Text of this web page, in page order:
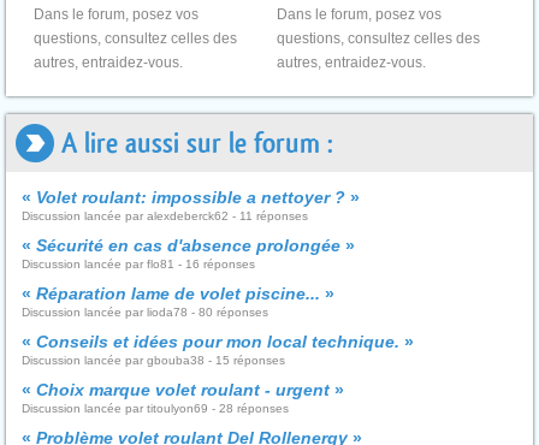
Dans le forum, posez vos
questions, consultez celles des
autres, entraidez-vous.
Dans le forum, posez vos
questions, consultez celles des
autres, entraidez-vous.
A lire aussi sur le forum :
« Volet roulant: impossible a nettoyer ? »
Discussion lancée par alexdeberck62 - 11 réponses
« Sécurité en cas d'absence prolongée »
Discussion lancée par flo81 - 16 réponses
« Réparation lame de volet piscine... »
Discussion lancée par lioda78 - 80 réponses
« Conseils et idées pour mon local technique. »
Discussion lancée par gbouba38 - 15 réponses
« Choix marque volet roulant - urgent »
Discussion lancée par titoulyon69 - 28 réponses
« Problème volet roulant Del Rollenergy »